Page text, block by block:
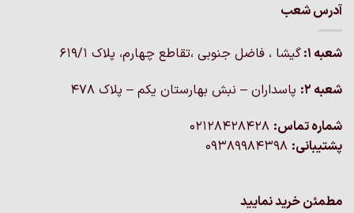
آدرس شعب
شعبه 1:
گيشا ، فاضل جنوبی ،تقاطع چهارم، پلاک 619/1
شعبه 2:
پاسداران – نبش بهارستان یکم – پلاک ۴۷۸
شماره تماس:
پشتیبانی:
مطمئن خرید نمایید